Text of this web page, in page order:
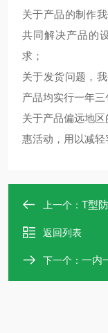
关于产品的制作
共同解决产品的
求；
关于发货问题，
产品均实行一年
关于产品偏远地
惠活动，用以减轻
上一个： T型
返回列表
下一个： 一内